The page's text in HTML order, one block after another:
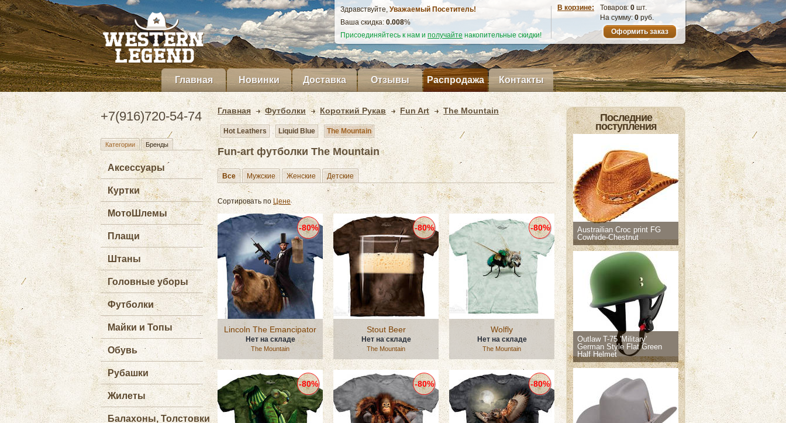
Здравствуйте, Уважаемый Посетитель!
Ваша скидка: 0.011%
Присоединяйтесь к нам и получайте накопительные скидки!
В корзине: Товаров: 0 шт.
На сумму: 0 руб.
Оформить заказ
Главная Новинки Доставка Отзывы Распродажа Контакты
+7(916)720-54-74
Категории Бренды
Аксессуары
Куртки
МотоШлемы
Плащи
Штаны
Головные уборы
Футболки
Майки и Топы
Обувь
Рубашки
Жилеты
Балахоны, Толстовки
Главная Футболки Короткий Рукав Fun Art The Mountain
Hot Leathers Liquid Blue The Mountain
Fun-art футболки The Mountain
Все Мужские Женские Детские
Сортировать по Цене
Lincoln The Emancipator
Нет на складе
The Mountain
-80%
Stout Beer
Нет на складе
The Mountain
-80%
Wolfly
Нет на складе
The Mountain
-80%
-80% -80% -80%
Последние
поступления
Austrailian Croc print FG
Cowhide-Chestnut
Outlaw T-75 'Military'
German Style Flat Green
Half Helmet